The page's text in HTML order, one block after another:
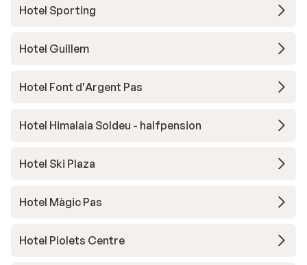
Hotel Sporting
Hotel Guillem
Hotel Font d'Argent Pas
Hotel Himalaia Soldeu - halfpension
Hotel Ski Plaza
Hotel Màgic Pas
Hotel Piolets Centre